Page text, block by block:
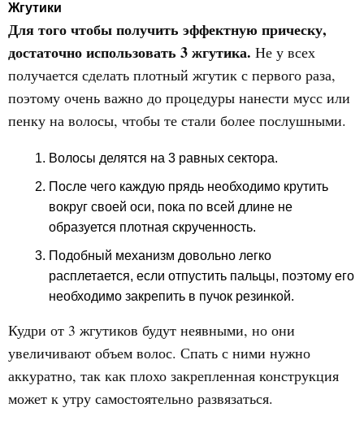
Жгутики
Для того чтобы получить эффектную прическу,
достаточно использовать 3 жгутика. Не у всех
получается сделать плотный жгутик с первого раза,
поэтому очень важно до процедуры нанести мусс или
пенку на волосы, чтобы те стали более послушными.
Волосы делятся на 3 равных сектора.
После чего каждую прядь необходимо крутить
вокруг своей оси, пока по всей длине не
образуется плотная скрученность.
Подобный механизм довольно легко
расплетается, если отпустить пальцы, поэтому его
необходимо закрепить в пучок резинкой.
Кудри от 3 жгутиков будут неявными, но они
увеличивают объем волос. Спать с ними нужно
аккуратно, так как плохо закрепленная конструкция
может к утру самостоятельно развязаться.